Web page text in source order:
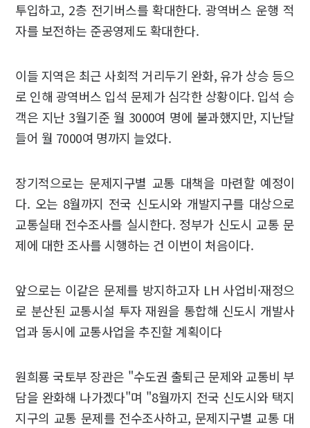
투입하고, 2층 전기버스를 확대한다. 광역버스 운행 적
자를 보전하는 준공영제도 확대한다.
이들 지역은 최근 사회적 거리두기 완화, 유가 상승 등으
로 인해 광역버스 입석 문제가 심각한 상황이다. 입석 승
객은 지난 3월기준 월 3000여 명에 불과했지만, 지난달
들어 월 7000여 명까지 늘었다.
장기적으로는 문제지구별 교통 대책을 마련할 예정이
다. 오는 8월까지 전국 신도시와 개발지구를 대상으로
교통실태 전수조사를 실시한다. 정부가 신도시 교통 문
제에 대한 조사를 시행하는 건 이번이 처음이다.
앞으로는 이같은 문제를 방지하고자 LH 사업비·재정으
로 분산된 교통시설 투자 재원을 통합해 신도시 개발사
업과 동시에 교통사업을 추진할 계획이다
원희룡 국토부 장관은 "수도권 출퇴근 문제와 교통비 부
담을 완화해 나가겠다"며 "8월까지 전국 신도시와 택지
지구의 교통 문제를 전수조사하고, 문제지구별 교통 대